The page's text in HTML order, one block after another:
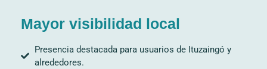
Mayor visibilidad local
Presencia destacada para usuarios de Ituzaingó y
alrededores.